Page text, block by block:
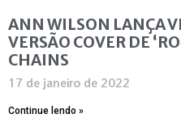
ANN WILSON LANÇA
VERSÃO COVER DE
CHAINS
17 de janeiro de 2022
Continue lendo »